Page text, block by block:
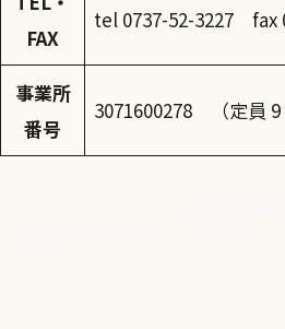
FAX
tel 0737-52-3227 fax
事業所
番号
3071600278 （定員 9